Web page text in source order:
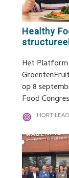
Healthy
Het Platform
op 8
Food